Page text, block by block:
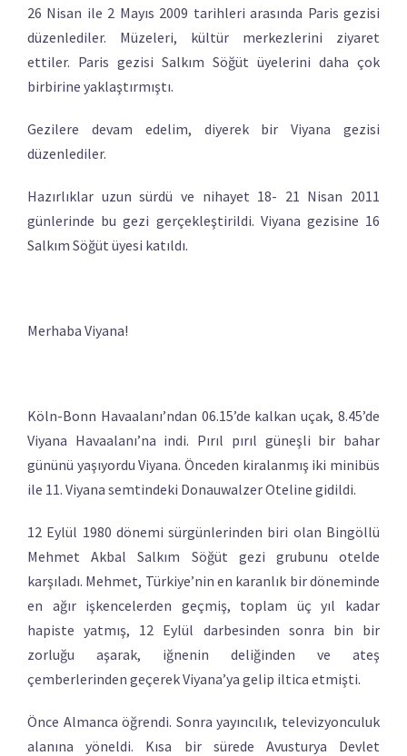
26 Nisan ile 2 Mayıs 2009 tarihleri arasında Paris gezisi
düzenlediler. Müzeleri, kültür merkezlerini ziyaret
ettiler. Paris gezisi Salkım Söğüt üyelerini daha çok
birbirine yaklaştırmıştı.
Gezilere devam edelim, diyerek bir Viyana gezisi
düzenlediler.
Hazırlıklar uzun sürdü ve nihayet 18- 21 Nisan 2011
günlerinde bu gezi gerçekleştirildi. Viyana gezisine 16
Salkım Söğüt üyesi katıldı.
Merhaba Viyana!
Köln-Bonn Havaalanı’ndan 06.15’de kalkan uçak, 8.45’de
Viyana Havaalanı’na indi. Pırıl pırıl güneşli bir bahar
gününü yaşıyordu Viyana. Önceden kiralanmış iki minibüs
ile 11. Viyana semtindeki Donauwalzer Oteline gidildi.
12 Eylül 1980 dönemi sürgünlerinden biri olan Bingöllü
Mehmet Akbal Salkım Söğüt gezi grubunu otelde
karşıladı. Mehmet, Türkiye’nin en karanlık bir döneminde
en ağır işkencelerden geçmiş, toplam üç yıl kadar
hapiste yatmış, 12 Eylül darbesinden sonra bin bir
zorluğu aşarak, iğnenin deliğinden ve ateş
çemberlerinden geçerek Viyana’ya gelip iltica etmişti.
Önce Almanca öğrendi. Sonra yayıncılık, televizyonculuk
alanına yöneldi. Kısa bir sürede Avusturya Devlet